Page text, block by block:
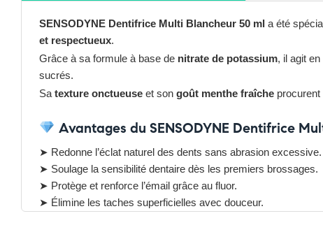
SENSODYNE Dentifrice Multi Blancheur 50 ml a été
et respectueux.
Grâce à sa formule à base de nitrate de potassium, il agit
sucrés.
Sa texture onctueuse et son goût menthe fraîche
Avantages du SENSODYNE Dentifrice
➤ Redonne l’éclat naturel des dents sans abrasion excessive.
➤ Soulage la sensibilité dentaire dès les premiers brossages.
➤ Protège et renforce l’émail grâce au fluor.
➤ Élimine les taches superficielles avec douceur.